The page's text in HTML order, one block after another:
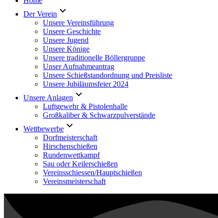
Der Verein
Unsere Vereinsführung
Unsere Geschichte
Unsere Jugend
Unsere Könige
Unsere traditionelle Böllergruppe
Unser Aufnahmeantrag
Unsere Schießstandordnung und Preisliste
Unsere Jubiläumsfeier 2024
Unsere Anlagen
Luftgewehr & Pistolenhalle
Großkaliber & Schwarzpulverstände
Wettbewerbe
Dorfmeisterschaft
Hirschenschießen
Rundenwettkampf
Sau oder Keilerschießen
Vereinsschiessen/Hauptschießen
Vereinsmeisterschaft